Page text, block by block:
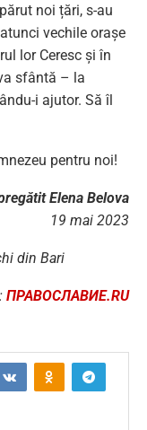
noi țări, s-au
vechile orașe
lor Ceresc și în
sfântă – la
i ajutor. Să îl
pentru noi!
Elena Belova
19 mai 2023
din Bari
ПРАВОСЛАВИЕ.RU